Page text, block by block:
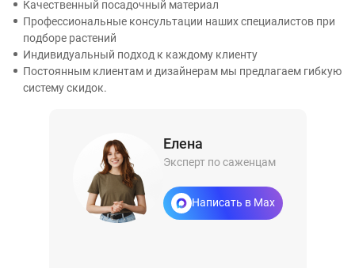
Качественный посадочный материал
Профессиональные консультации наших специалистов при
подборе растений
Индивидуальный подход к каждому клиенту
Постоянным клиентам и дизайнерам мы предлагаем гибкую
систему скидок.
Елена
Эксперт по саженцам
Написать в Max